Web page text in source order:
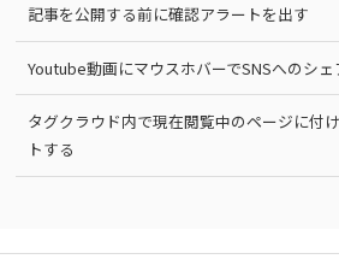
記事を公開する前に確認アラートを出す
Youtube動画にマウスホバーでSNSへのシ
タグクラウド内で現在閲覧中のページに付
トする